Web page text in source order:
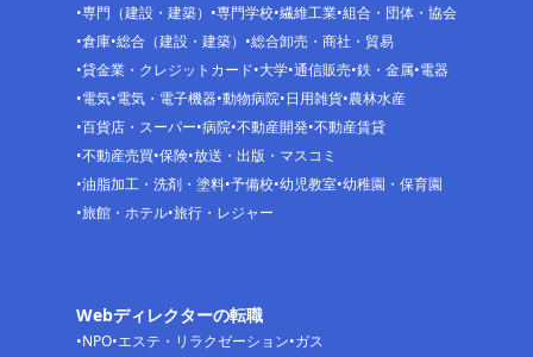
専門（建設・建築）
専門学校 繊維工業 組合・団体・協会
倉庫 総合（建設・建築）
総合卸売・商社・貿易
貸金業・クレジットカード 大学 通信販売 鉄・金属 電器
電気 電気・電子機器 動物病院 日用雑貨 農林水産
百貨店・スーパー 病院 不動産開発 不動産賃貸
不動産売買 保険 放送・出版・マスコミ
油脂加工・洗剤・塗料 予備校 幼児教室 幼稚園・保育園
旅館・ホテル 旅行・レジャー
Webディレクターの転職
NPO エステ・リラクゼーション ガス